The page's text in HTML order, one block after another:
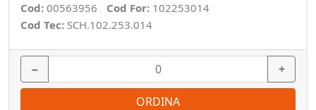
Cod: 00563956 Cod For: 102253014
Cod Tec: SCH.102.253.014
− +
ORDINA